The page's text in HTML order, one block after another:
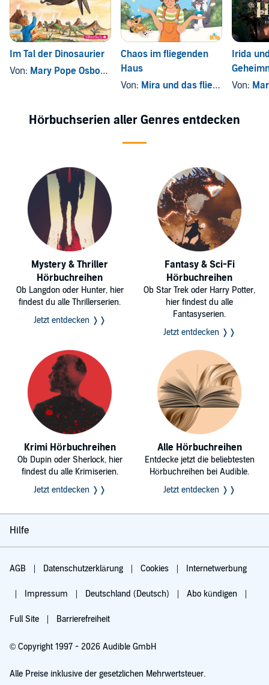
Im Tal der Dinosaurier
Von: Mary Pope Osborne
Chaos im fliegenden
Haus
Von: Mira und das fliegende Haus ,
Irida
Von:
Hörbuchserien aller Genres entdecken
Mystery & Thriller
Hörbuchreihen
Ob Langdon oder Hunter, hier
findest du alle Thrillerserien.
Jetzt entdecken ❭❭
Fantasy & Sci-Fi
Hörbuchreihen
Ob Star Trek oder Harry Potter,
hier findest du alle
Fantasyserien.
Jetzt entdecken ❭❭
Krimi Hörbuchreihen
Ob Dupin oder Sherlock, hier
findest du alle Krimiserien.
Jetzt entdecken ❭❭
Alle Hörbuchreihen
Entdecke jetzt die beliebtesten
Hörbuchreihen bei Audible.
Jetzt entdecken ❭❭
Hilfe
AGB Datenschutzerklärung Cookies Internetwerbung
Impressum Deutschland (Deutsch) Abo kündigen
Full Site Barrierefreiheit
© Copyright 1997 - 2026 Audible GmbH
Alle Preise inklusive der gesetzlichen Mehrwertsteuer.